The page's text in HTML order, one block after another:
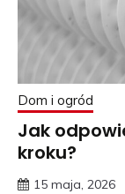
Dom i ogród
Jak
kroku?
15 maja, 2026